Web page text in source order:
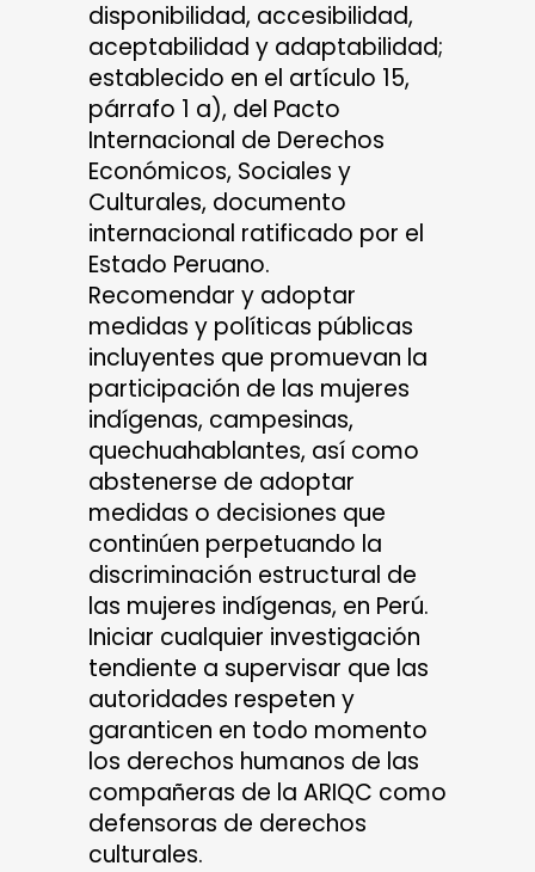
disponibilidad, accesibilidad,
aceptabilidad y adaptabilidad;
establecido en el artículo 15,
párrafo 1 a), del Pacto
Internacional de Derechos
Económicos, Sociales y
Culturales, documento
internacional ratificado por el
Estado Peruano.
Recomendar y adoptar
medidas y políticas públicas
incluyentes que promuevan la
participación de las mujeres
indígenas, campesinas,
quechuahablantes, así como
abstenerse de adoptar
medidas o decisiones que
continúen perpetuando la
discriminación estructural de
las mujeres indígenas, en Perú.
Iniciar cualquier investigación
tendiente a supervisar que las
autoridades respeten y
garanticen en todo momento
los derechos humanos de las
compañeras de la ARIQC como
defensoras de derechos
culturales.